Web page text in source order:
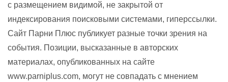
с размещением видимой, не закрытой от
индексирования поисковыми системами, гиперссылки.
Сайт Парни Плюс публикует разные точки зрения на
события. Позиции, высказанные в авторских
материалах, опубликованных на сайте
www.parniplus.com, могут не совпадать с мнением